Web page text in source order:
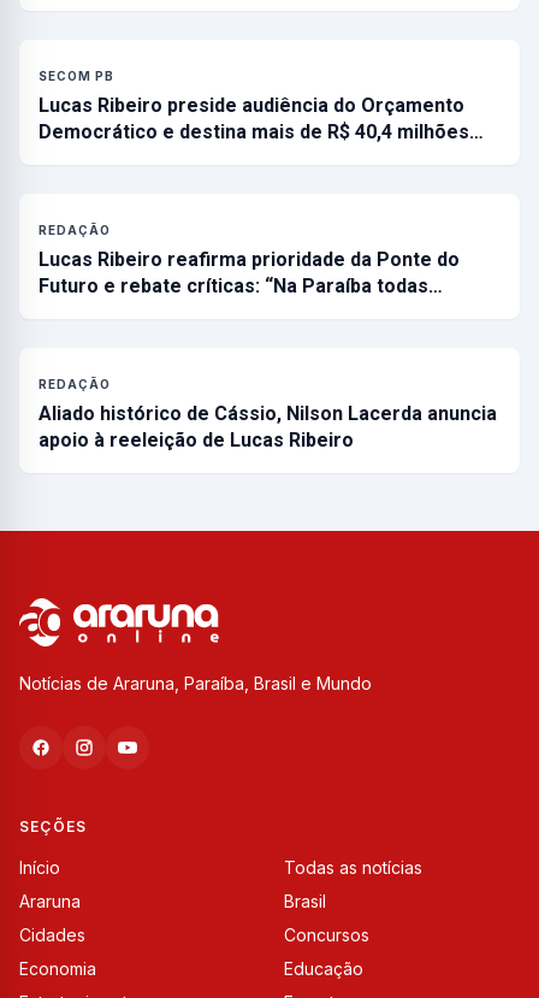
SECOM PB
Lucas Ribeiro preside audiência do Orçamento
Democrático e destina mais de R$ 40,4 milhões…
REDAÇÃO
Lucas Ribeiro reafirma prioridade da Ponte do
Futuro e rebate críticas: “Na Paraíba todas…
REDAÇÃO
Aliado histórico de Cássio, Nilson Lacerda anuncia
apoio à reeleição de Lucas Ribeiro
Notícias de Araruna, Paraíba, Brasil e Mundo
SEÇÕES
Início
Todas as notícias
Araruna
Brasil
Cidades
Concursos
Economia
Educação